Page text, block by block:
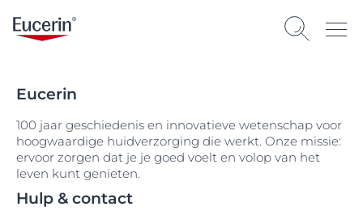
Eucerin
100 jaar geschiedenis en innovatieve wetenschap voor
hoogwaardige huidverzorging die werkt. Onze missie:
ervoor zorgen dat je je goed voelt en volop van het
leven kunt genieten.
Hulp & contact